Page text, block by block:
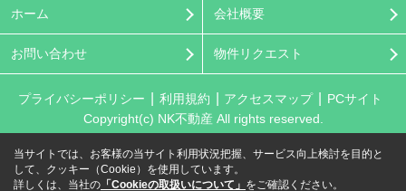
ホーム 会社概要
お問い合わせ 物件リクエスト
プライバシーポリシー 利用規約 アクセスマップ
PCサイト
Copyright(c) NK不動産 All rights reserved.
当サイトでは、お客様の当サイト利用状況把握、サービス向上検討を目的と
して、クッキー（Cookie）を使用しています。
詳しくは、当社の 「Cookieの取扱いについて」 をご確認ください。